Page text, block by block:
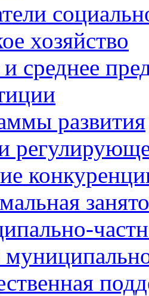
хозяйство
среднее
развития